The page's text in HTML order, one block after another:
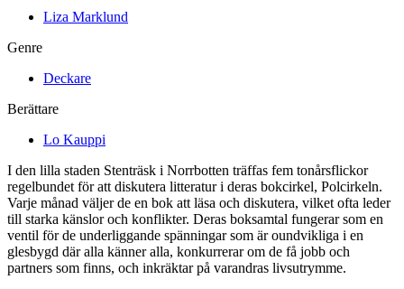
Liza Marklund
Genre
Deckare
Berättare
Lo Kauppi
I den lilla staden Stenträsk i Norrbotten träffas fem tonårsflickor
regelbundet för att diskutera litteratur i deras bokcirkel, Polcirkeln.
Varje månad väljer de en bok att läsa och diskutera, vilket ofta leder
till starka känslor och konflikter. Deras boksamtal fungerar som en
ventil för de underliggande spänningar som är oundvikliga i en
glesbygd där alla känner alla, konkurrerar om de få jobb och
partners som finns, och inkräktar på varandras livsutrymme.